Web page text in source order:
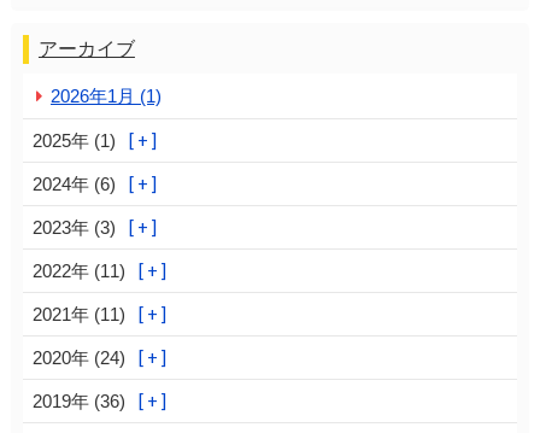
アーカイブ
2026年1月 (1)
2025年 (1)
2024年 (6)
2023年 (3)
2022年 (11)
2021年 (11)
2020年 (24)
2019年 (36)